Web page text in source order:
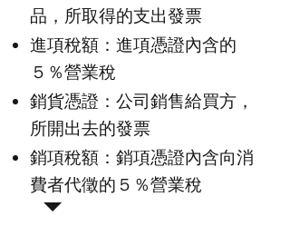
品，所取得的支出發票
進項稅額：進項憑證內含的
５％營業稅
銷貨憑證：公司銷售給買方，
所開出去的發票
銷項稅額：銷項憑證內含向消
費者代徵的５％營業稅